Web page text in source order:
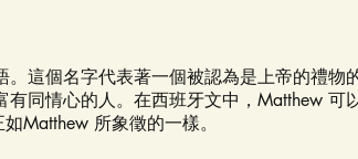
這個名字代表著一個被認為是上帝的禮物的
同情心的人。在西班牙文中，Matthew 可
Matthew 所象徵的一樣。